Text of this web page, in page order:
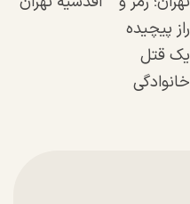
راز پیچیده
یک قتل
خانوادگی